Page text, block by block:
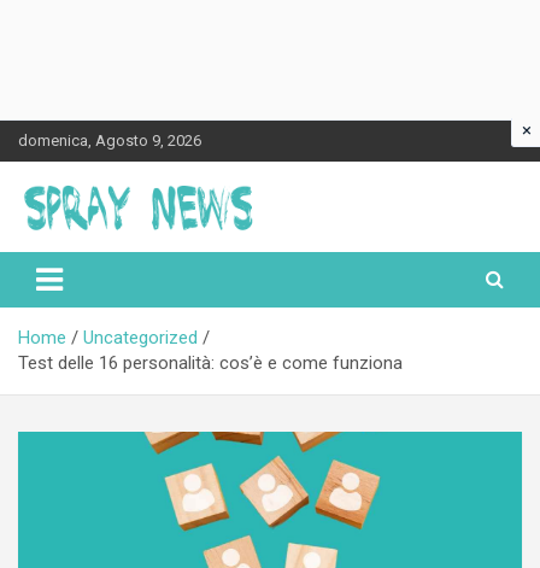
Skip
to
content
domenica, Agosto 9, 2026
Spraynews.it
Home
Uncategorized
Test delle 16 personalità: cos’è e come funziona
×